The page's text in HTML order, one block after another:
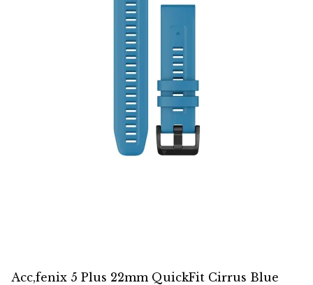
Acc,fenix 5 Plus 22mm QuickFit Cirrus Blue